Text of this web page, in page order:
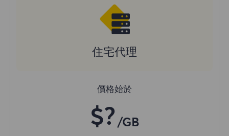
住宅代理
價格始於
$? /GB